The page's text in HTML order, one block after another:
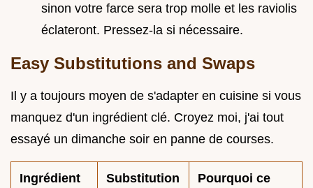
sinon votre farce sera trop molle et les raviolis
éclateront. Pressez-la si nécessaire.
Easy Substitutions and Swaps
Il y a toujours moyen de s'adapter en cuisine si vous
manquez d'un ingrédient clé. Croyez moi, j'ai tout
essayé un dimanche soir en panne de courses.
Ingrédient
Substitution
Pourquoi ce